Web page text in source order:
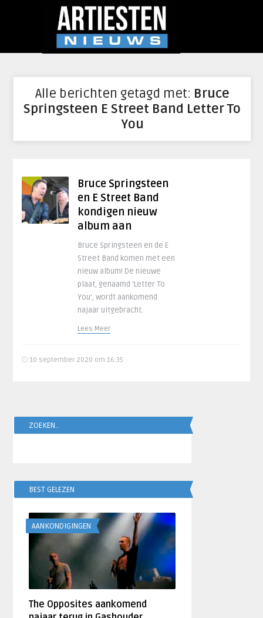
Alle berichten getagd met: Bruce
Springsteen E Street Band Letter To
You
Bruce Springsteen
en E Street Band
kondigen nieuw
album aan
Bruce Springsteen en de E
Street Band komen met een
nieuw album! De nieuwe
plaat, genaamd ‘Letter To
You’, wordt aankomend
najaar uitgebracht.
Lees Meer
10 september 2020 om 16:35
ZOEKEN..
BEST GELEZEN
AANKONDIGINGEN
The Opposites aankomend